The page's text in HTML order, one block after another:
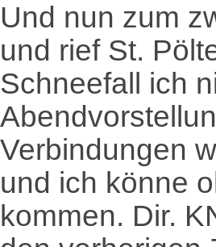
Und nun zum
und rief St.
Schneefall ich
Verbindungen
und ich könne
kommen. Dir.